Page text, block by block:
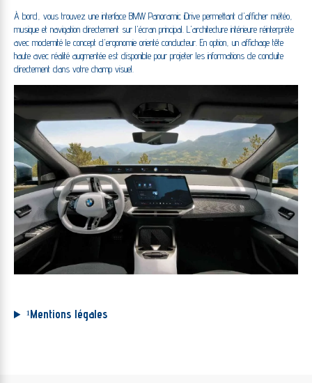
À bord, vous trouvez une interface BMW Panoramic iDrive permettant d'afficher météo,
musique et navigation directement sur l'écran principal. L'architecture intérieure réinterprète
avec modernité le concept d'ergonomie orienté conducteur. En option, un affichage tête
haute avec réalité augmentée est disponible pour projeter les informations de conduite
directement dans votre champ visuel.
¹Mentions légales